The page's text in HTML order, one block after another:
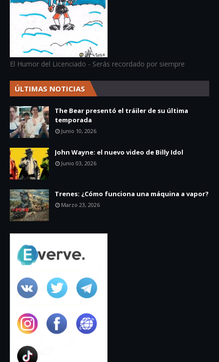
El Humor del Licenciado - Serás recordado por siempre
ÚLTIMAS NOTICIAS
The Bear presentó el tráiler de su última
temporada
Junio 10, 2026
John Wayne: el nuevo video de Billy Idol
Junio 03, 2026
Trenes: ¿Cómo funciona una máquina a vapor?
Marzo 23, 2026